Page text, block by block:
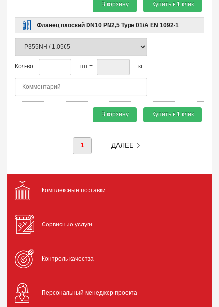
В корзину Купить в 1 клик
Фланец плоский DN10 PN2,5 Type 01/A EN 1092-1
Кол-во: шт = кг
В корзину Купить в 1 клик
1 ДАЛЕЕ
Комплексные поставки
Сервисные услуги
Контроль качества
Персональный менеджер проекта